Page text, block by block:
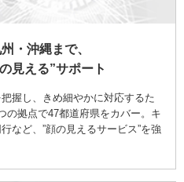
・沖縄まで、
見える”サポート
握し、きめ細やかに対応するた
の拠点で47都道府県をカバー。キ
など、”顔の見えるサービス”を強